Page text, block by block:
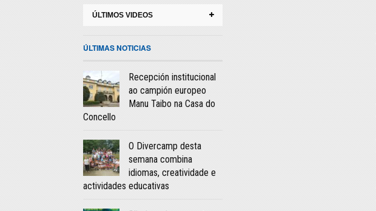
ÚLTIMOS VIDEOS
ÚLTIMAS NOTICIAS
Recepción institucional
ao campión europeo
Manu Taibo na Casa do
Concello
O Divercamp desta
semana combina
idiomas, creatividade e
actividades educativas